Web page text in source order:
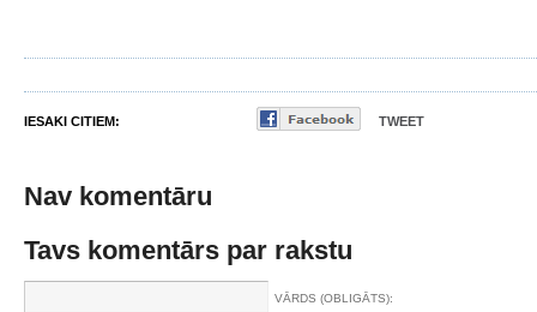
IESAKI CITIEM: TWEET
Nav komentāru
Tavs komentārs par rakstu
VĀRDS (OBLIGĀTS):